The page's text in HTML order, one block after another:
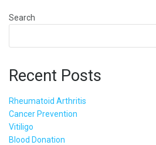
Search
Recent Posts
Rheumatoid Arthritis
Cancer Prevention
Vitiligo
Blood Donation